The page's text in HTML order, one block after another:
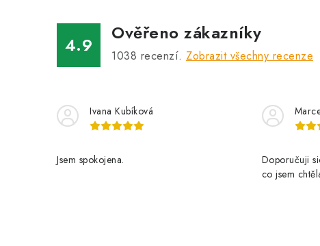
4.9
Ověřeno zákazníky
1038 recenzí. Zobrazit všechny recenze
Ivana Kubíková
Jsem spokojena.
Doporučuji
co jsem